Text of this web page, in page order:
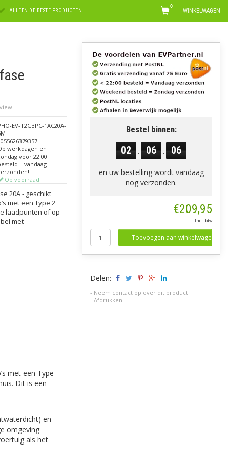
ALLEEN DE BESTE PRODUCTEN WINKELWAGEN
0
EV-T2G3PC-1AC20A-
werkdagen en
voor 22:00
= vandaag
Op voorraad
20A - geschikt
met een Type 2
laadpunten of op
met
met een Type
Dit is een
en
omgeving
als het
Bestel binnen:
02 : 06 : 05
en uw bestelling wordt vandaag
nog verzonden.
€209,95
Incl. btw
Toevoegen aan winkelwagen
Delen:
- Neem contact op over dit product
-Afdrukken